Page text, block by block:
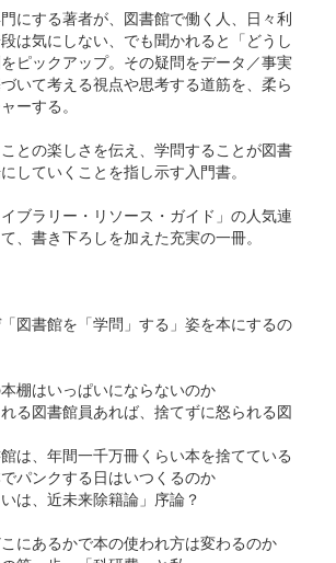
にする著者が、図書館で働く人、日々利
は気にしない、でも聞かれると「どうし
ピックアップ。その疑問をデータ／事実
いて考える視点や思考する道筋を、柔ら
ーする。
との楽しさを伝え、学問することが図書
していくことを指し示す入門書。
ブラリー・リソース・ガイド」の人気連
、書き下ろしを加えた充実の一冊。
図書館を「学問」する」姿を本にするの
棚はいっぱいにならないのか
図書館員あれば、捨てずに怒られる図
、年間一千万冊くらい本を捨てている
パンクする日はいつくるのか
、近未来除籍論」序論？
にあるかで本の使われ方は変わるのか